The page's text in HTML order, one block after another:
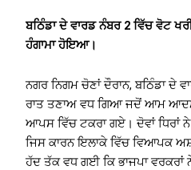
ਬਠਿੰਡਾ ਦੇ ਵਾਰਡ ਨੰਬਰ 2 ਵਿੱਚ ਵੋਟ
ਹੰਗਾਮਾ ਹੋਇਆ।
ਨਗਰ ਨਿਗਮ ਚੋਣਾਂ ਦੌਰਾਨ, ਬਠਿੰਡਾ ਦੇ
ਰਾਤ ਤਣਾਅ ਵਧ ਗਿਆ ਜਦੋਂ ਆਮ
ਆਪਸ ਵਿੱਚ ਟਕਰਾ ਗਏ। ਦੋਵਾਂ ਧਿਰਾਂ
ਜਿਸ ਕਾਰਨ ਇਲਾਕੇ ਵਿੱਚ ਵਿਆਪਕ
ਹੱਦ ਤੱਕ ਵਧ ਗਈ ਕਿ ਭਾਜਪਾ ਵਰਕਰਾਂ